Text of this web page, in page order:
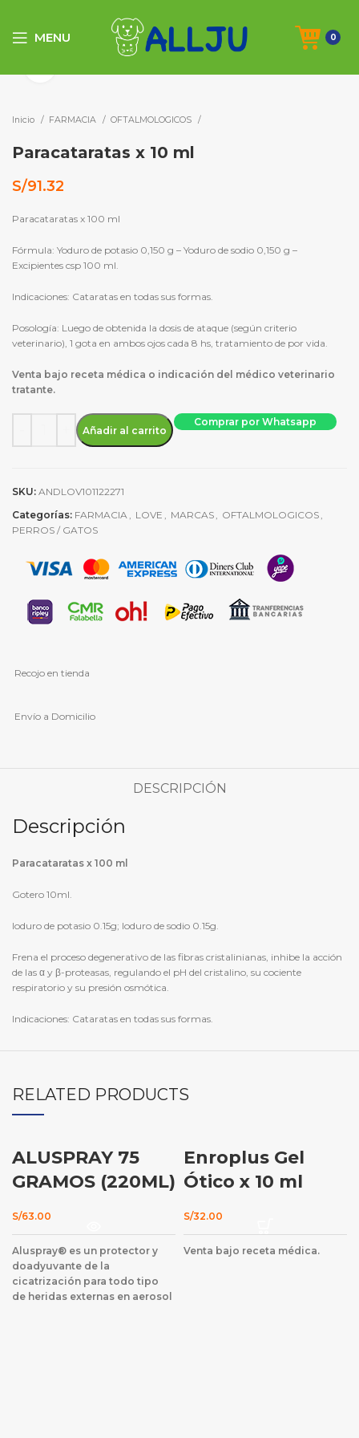
MENU 0
Inicio FARMACIA OFTALMOLOGICOS
Paracataratas x 10 ml
S/91.32
Paracataratas x 100 ml
Fórmula: Yoduro de potasio 0,150 g – Yoduro de sodio 0,150 g –
Excipientes csp 100 ml.
Indicaciones: Cataratas en todas sus formas.
Posología: Luego de obtenida la dosis de ataque (según criterio
veterinario), 1 gota en ambos ojos cada 8 hs, tratamiento de por vida.
Venta bajo receta médica o indicación del médico veterinario
tratante.
Paracataratas x 10 ml cantidad
Añadir al carrito
Comprar por Whatsapp
SKU: ANDLOV101122271
Categorías: FARMACIA , LOVE , MARCAS , OFTALMOLOGICOS ,
PERROS / GATOS
Recojo en tienda
Envío a Domicilio
DESCRIPCIÓN
Descripción
Paracataratas x 100 ml
Gotero 10ml.
Ioduro de potasio 0.15g; Ioduro de sodio 0.15g.
Frena el proceso degenerativo de las fibras cristalinianas, inhibe la acción
de las α y β-proteasas, regulando el pH del cristalino, su cociente
respiratorio y su presión osmótica.
Indicaciones: Cataratas en todas sus formas.
RELATED PRODUCTS
AGOTADO
ALUSPRAY 75
GRAMOS (220ML)
S/63.00
Aluspray® es un protector y
doadyuvante de la
cicatrización para todo tipo
de heridas externas en aerosol
Enroplus Gel
Ótico x 10 ml
S/32.00
Venta bajo receta médica.